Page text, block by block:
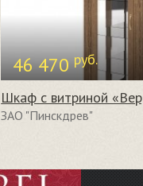
46 470руб.
ЗАО "Пинскдрев"